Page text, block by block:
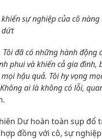
sự nghiệp của cô
dứt
đã có những hành động
phui và khiến cả gia đình,
hậu quả. Tôi hy vọng
ai là không có lỗi,
Dư hoàn toàn sụp đổ
đồng với cô, sự